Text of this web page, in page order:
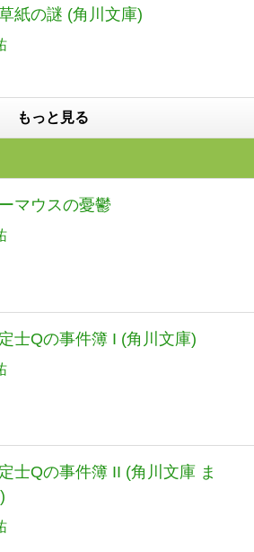
紙の謎 (角川文庫)
もっと見る
マウスの憂鬱
士Qの事件簿 I (角川文庫)
士Qの事件簿 II (角川文庫 ま